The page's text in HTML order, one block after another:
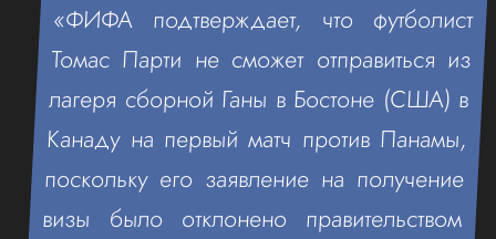
«ФИФА подтверждает, что футболист
Томас Парти не сможет отправиться из
лагеря сборной Ганы в Бостоне (США) в
Канаду на первый матч против Панамы,
поскольку его заявление на получение
визы было отклонено правительством